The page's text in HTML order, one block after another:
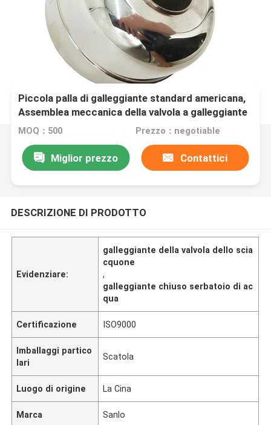
Piccola palla di galleggiante standard americana,
Assemblea meccanica della valvola a galleggiante
MOQ：500 Prezzo：negotiable
Miglior prezzo Contattici
DESCRIZIONE DI PRODOTTO
Evidenziare:
galleggiante della valvola dello scia
cquone
,
galleggiante chiuso serbatoio di ac
qua
Certificazione ISO9000
Imballaggi partico
lari
Scatola
Luogo di origine La Cina
Marca Sanlo